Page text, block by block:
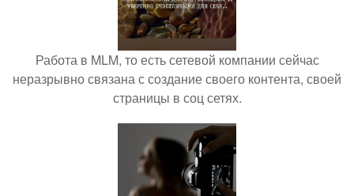
Работа в MLM, то есть сетевой компании сейчас
неразрывно связана с создание своего контента, своей
страницы в соц сетях.